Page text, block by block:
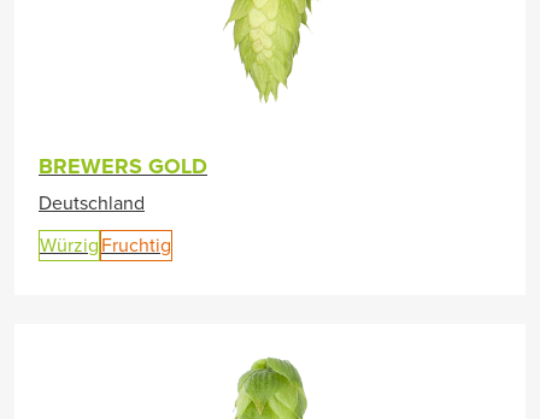
BREWERS GOLD
Deutschland
Würzig Fruchtig